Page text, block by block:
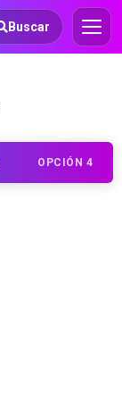
Buscar
OPCIÓN 4